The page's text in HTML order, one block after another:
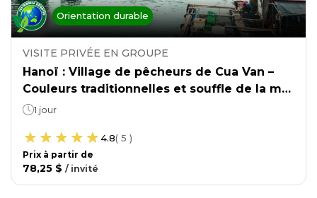
Orientation durable
VISITE PRIVÉE EN GROUPE
Hanoï : Village de pêcheurs de Cua Van –
Couleurs traditionnelles et souffle de la mer
bleue
1 jour
4.8( 5 )
Prix ​​à partir de
78,25 $ / invité